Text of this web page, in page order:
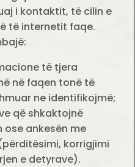
i kontaktit, të cilin e
të internetit faqe.
të tjera
në faqen tonë të
ne identifikojmë;
që shkaktojnë
ose ankesën me
korrigjimi
e detyrave).